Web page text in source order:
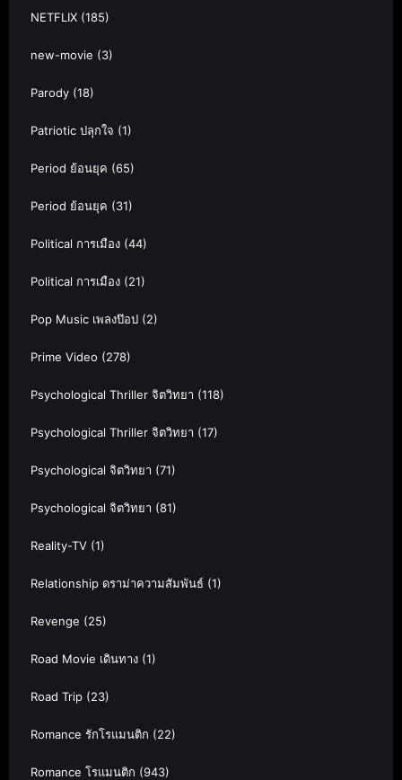
NETFLIX (185)
new-movie (3)
Parody (18)
Patriotic ปลุกใจ (1)
Period ย้อนยุค (65)
Period ย้อนยุค (31)
Political การเมือง (44)
Political การเมือง (21)
Pop Music เพลงป๊อป (2)
Prime Video (278)
Psychological Thriller จิตวิทยา (118)
Psychological Thriller จิตวิทยา (17)
Psychological จิตวิทยา (71)
Psychological จิตวิทยา (81)
Reality-TV (1)
Relationship ดราม่าความสัมพันธ์ (1)
Revenge (25)
Road Movie เดินทาง (1)
Road Trip (23)
Romance รักโรแมนติก (22)
Romance โรแมนติก (943)